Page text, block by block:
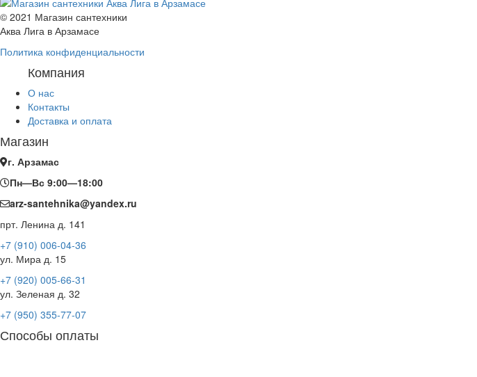
© 2021 Магазин сантехники
Аква Лига в Арзамасе
Политика конфиденциальности
Компания
О нас
Контакты
Доставка и оплата
Магазин
г. Арзамас
Пн—Вс 9:00—18:00
arz-santehnika@yandex.ru
прт. Ленина д. 141
+7 (910) 006-04-36
ул. Мира д. 15
+7 (920) 005-66-31
ул. Зеленая д. 32
+7 (950) 355-77-07
Способы оплаты